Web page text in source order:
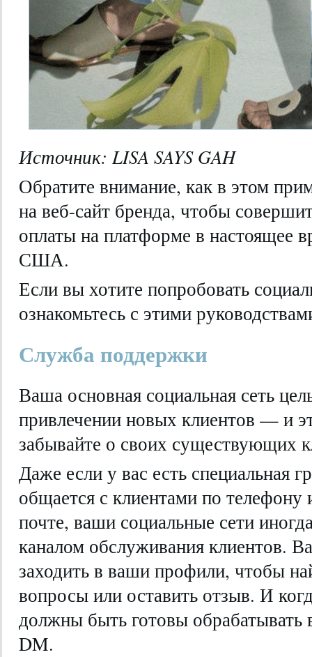
Источник: LISA SAYS GAH
Обратите внимание, как в этом
на веб-сайт бренда, чтобы
оплаты на платформе в настоящее
США.
Если вы хотите попробовать
ознакомьтесь с этими
Служба поддержки
Ваша основная социальная сеть
привлечении новых клиентов — и
забывайте о своих существующих
Даже если у вас есть специальная
общается с клиентами по телефону
почте, ваши социальные сети
каналом обслуживания клиентов.
заходить в ваши профили, чтобы
вопросы или оставить отзыв. И
должны быть готовы
DM.